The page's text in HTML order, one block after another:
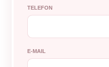
TELEFON
E-MAIL